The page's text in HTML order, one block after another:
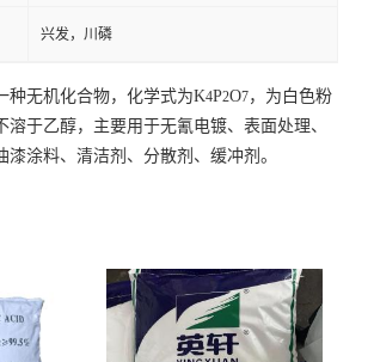
兴发，川磷
种无机化合物，化学式为K4P2O7，为白色粉
溶于乙醇，主要用于无氰电镀、表面处理、
漆涂料、清洁剂、分散剂、缓冲剂。